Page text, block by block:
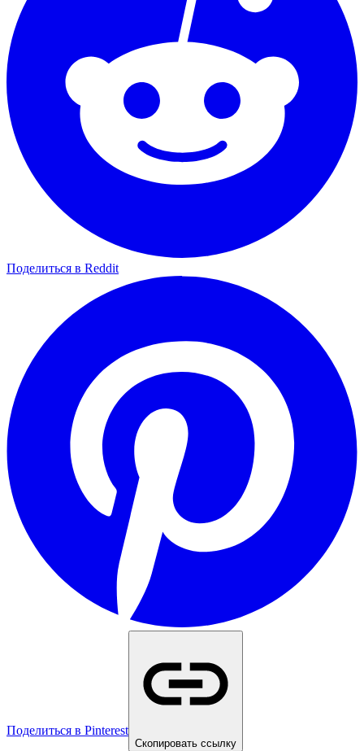
Поделиться в Reddit
Поделиться в Pinterest
Скопировать ссылку